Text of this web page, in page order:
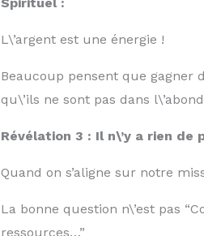
L\’argent est une énergie !
Beaucoup pensent que gagner
qu\’ils ne sont pas dans
Révélation 3 : Il n\’y a rien de
Quand on s’aligne sur notre
La bonne question n\’est pas
ressources…”